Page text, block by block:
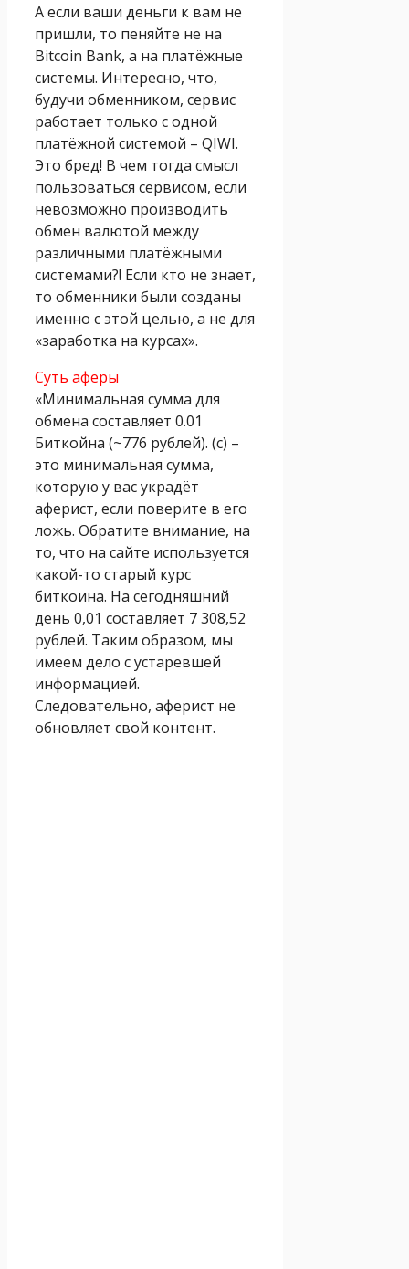
А если ваши деньги к вам не
пришли, то пеняйте не на
Bitcоin Bank, а на платёжные
системы. Интересно, что,
будучи обменником, сервис
работает только с одной
платёжной системой – QIWI.
Это бред! В чем тогда смысл
пользоваться сервисом, если
невозможно производить
обмен валютой между
различными платёжными
системами?! Если кто не знает,
то обменники были созданы
именно с этой целью, а не для
«заработка на курсах».
Суть аферы
«Минимальная сумма для
обмена составляет 0.01
Биткoйна (~776 рублей). (с) –
это минимальная сумма,
которую у вас украдёт
аферист, если поверите в его
ложь. Обратите внимание, на
то, что на сайте используется
какой-то старый курс
биткоина. На сегодняшний
день 0,01 составляет 7 308,52
рублей. Таким образом, мы
имеем дело с устаревшей
информацией.
Следовательно, аферист не
обновляет свой контент.